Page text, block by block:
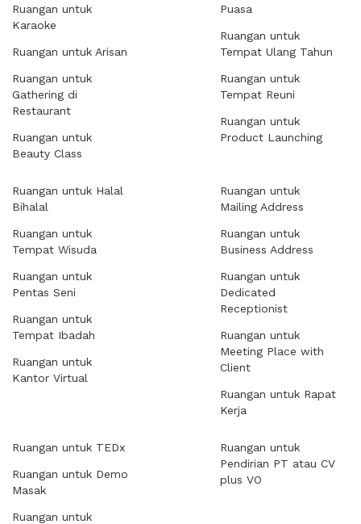
Ruangan untuk
Karaoke
Ruangan untuk Arisan
Ruangan untuk
Gathering di
Restaurant
Ruangan untuk
Beauty Class
Puasa
Ruangan untuk
Tempat Ulang Tahun
Ruangan untuk
Tempat Reuni
Ruangan untuk
Product Launching
Ruangan untuk Halal
Bihalal
Ruangan untuk
Tempat Wisuda
Ruangan untuk
Pentas Seni
Ruangan untuk
Tempat Ibadah
Ruangan untuk
Kantor Virtual
Ruangan untuk
Mailing Address
Ruangan untuk
Business Address
Ruangan untuk
Dedicated
Receptionist
Ruangan untuk
Meeting Place with
Client
Ruangan untuk Rapat
Kerja
Ruangan untuk TEDx
Ruangan untuk Demo
Masak
Ruangan untuk
Ruangan untuk
Pendirian PT atau CV
plus VO